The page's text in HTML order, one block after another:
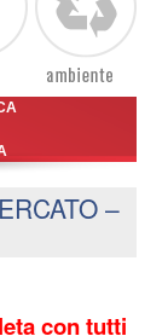
–
con tutti